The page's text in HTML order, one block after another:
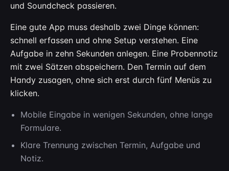
und Soundcheck passieren.
Eine gute App muss deshalb zwei Dinge können:
schnell erfassen und ohne Setup verstehen. Eine
Aufgabe in zehn Sekunden anlegen. Eine Probennotiz
mit zwei Sätzen abspeichern. Den Termin auf dem
Handy zusagen, ohne sich erst durch fünf Menüs zu
klicken.
Mobile Eingabe in wenigen Sekunden, ohne lange
Formulare.
Klare Trennung zwischen Termin, Aufgabe und
Notiz.